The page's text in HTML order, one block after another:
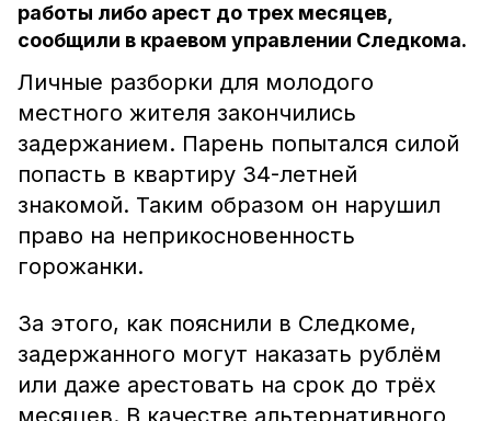
работы либо арест до трех месяцев,
сообщили в краевом управлении Следкома.
Личные разборки для молодого
местного жителя закончились
задержанием. Парень попытался силой
попасть в квартиру 34-летней
знакомой. Таким образом он нарушил
право на неприкосновенность
горожанки.
За этого, как пояснили в Следкоме,
задержанного могут наказать рублём
или даже арестовать на срок до трёх
месяцев. В качестве альтернативного